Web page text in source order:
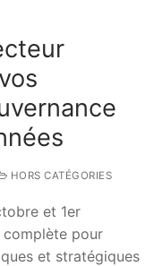
HORS CATÉGORIES
et 1er
pour
et stratégiques